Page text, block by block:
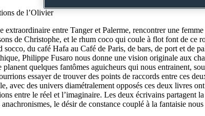
de l’Olivier
extraordinaire entre Tanger et Palerme, rencontrer une
de Christophe, et le rhum coco qui coule à flot font de
du café Hafa au Café de Paris, de bars, de port et de
Philippe Fusaro nous donne une vision originale aux
quelques fantômes aguicheurs qui nous entrainent,
essayer de trouver des points de raccords entre ces
avec des univers diamétralement opposés ces deux livres
entre le réel et l’imaginaire. Les deux écrivains
le désir de constance couplé à la fantaisie